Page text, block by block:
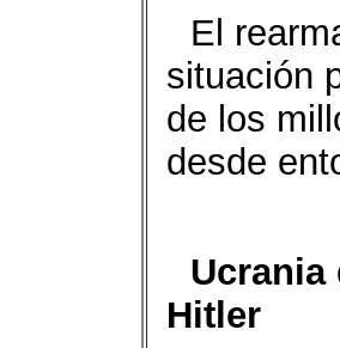
El
situación
de los
desde
Ucrania
Hitler